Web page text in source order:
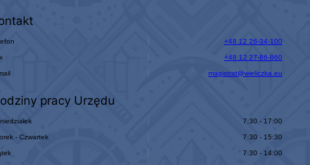
+48 12 26-34-100
+48 12 27-86-860
magistrat@wieliczka.eu
pracy Urzędu
7:30 - 17:00
- Czwartek 7:30 - 15:30
7:30 - 14:00